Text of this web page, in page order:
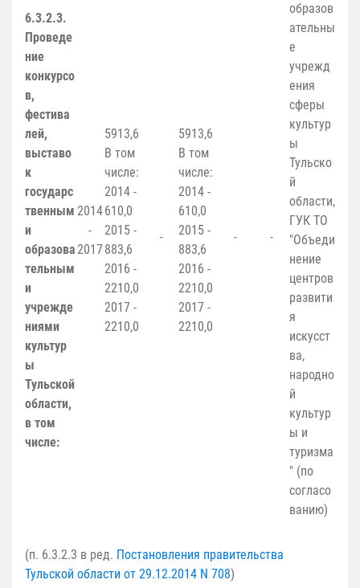
6.3.2.3.
Проведе
ние
конкурсо
в,
фестива
лей,
выставо
к
государс
твенным
и
образова
тельным
и
учрежде
ниями
культур
ы
Тульской
области,
в том
числе:
2014
-
2017
5913,6
В том
числе:
2014 -
610,0
2015 -
883,6
2016 -
2210,0
2017 -
2210,0
-
5913,6
В том
числе:
2014 -
610,0
2015 -
883,6
2016 -
2210,0
2017 -
2210,0
- -
образов
ательны
е
учрежд
ения
сферы
культур
ы
Тульско
й
области,
ГУК ТО
"Объеди
нение
центров
развити
я
искусст
ва,
народно
й
культур
ы и
туризма
" (по
согласо
ванию)
(п. 6.3.2.3 в ред. Постановления правительства
Тульской области от 29.12.2014 N 708)